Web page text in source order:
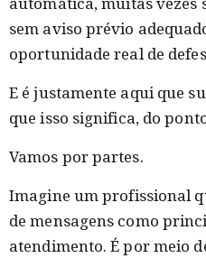
sem aviso prévio
oportunidade real de
E é justamente aqui que
que isso significa, do
Vamos por partes.
Imagine um profissional
de mensagens como
atendimento. É por meio